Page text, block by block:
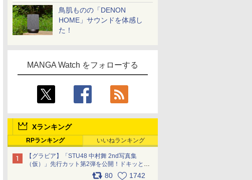
一気に聴く
鳥肌ものの「DENON
HOME」サウンドを体感し
た！
MANGA Watch をフォローする
Xランキング
RPランキング いいねランキング
【グラビア】「STU48 中村舞 2nd写真集
（仮）」先行カット第2弾を公開！ドキッとす
るランジェリーカットなど新たな挑戦
80 1742